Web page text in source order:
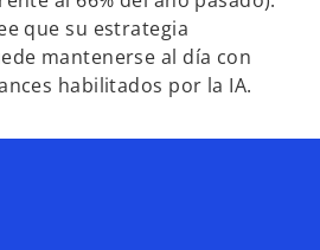
que su estrategia
mantenerse al día con
habilitados por la IA.